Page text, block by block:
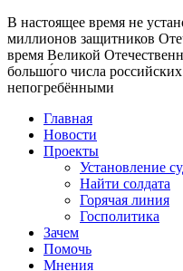
В настоящее время не
миллионов защитников
время Великой
большо́го числа
непогребёнными
Главная
Новости
Проекты
Установление
Найти солдата
Горячая линия
Госполитика
Зачем
Помочь
Мнения